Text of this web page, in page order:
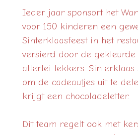
Ieder jaar sponsort het
voor 150 kinderen een
Sinterklaasfeest in het
versierd door de
allerlei lekkers. Sinterklaas
om de cadeautjes uit te
krijgt een chocoladeletter.
Dit team regelt ook met